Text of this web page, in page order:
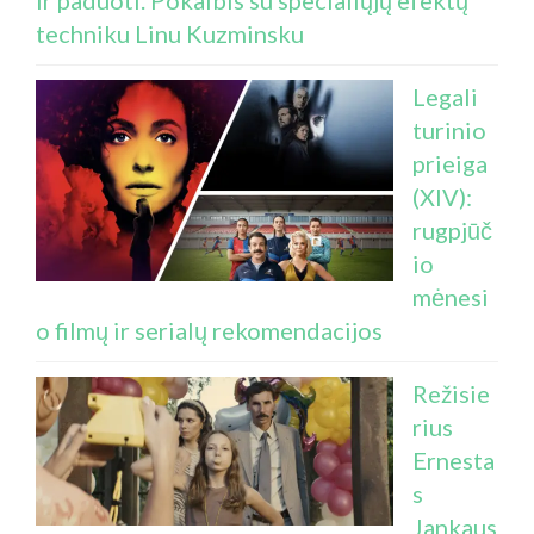
techniku Linu Kuzminsku
Legali
turinio
prieiga
(XIV):
rugpjūč
io
mėnesi
o filmų ir serialų rekomendacijos
Režisie
rius
Ernesta
s
Jankaus